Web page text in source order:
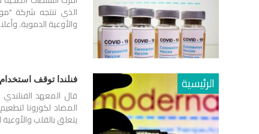
الذي تنتجه شركة
والأوعية الدموية.
الرئيسية فنلندا توقف
قال المعهد
يتعلق بالقلب